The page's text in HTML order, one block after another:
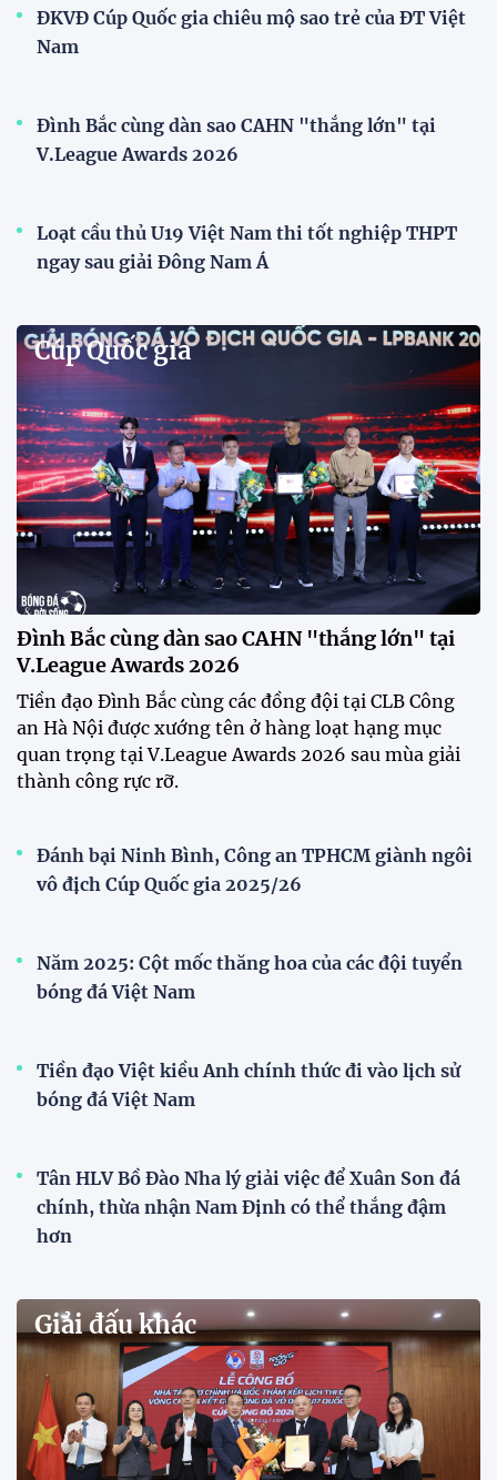
Đội tuyển nữ Việt Nam
tập để theo dõi sao nhập tịch tuyển Việt Nam
Buổi tập của tuyển Việt Nam chiều nay (29/7) bất
ngờ thu hút sự chú ý của truyền thông Singapore
khi một phóng viên có mặt tại sân để trực tiếp theo
dõi màn thể hiện của các ngôi sao nhập tịch.
Đình Bắc cùng dàn sao CAHN "thắng lớn" tại
V.League Awards 2026
Festival bóng đá nữ trẻ 2026 lan tỏa đam mê tại
Đồng Tháp
Bóng đá Việt Nam nhận giải thưởng đặc biệt từ
AFC
Bóng đá nữ Việt Nam đón cú hích lớn trước mùa
giải 2026
Đội tuyển trẻ
VCK U21 Quốc gia – Cúp FPT Play 2026: Hứa
Quy tụ 12 đội bóng trẻ hàng đầu cả nước, VCK U21
Quốc gia – Cúp FPT Play 2026 hứa hẹn tạo nên cuộc
đua sôi động, đồng thời là bệ phóng cho những
gương mặt triển vọng của bóng đá Việt Nam.
Khai mạc chương trình tuyển sinh, phát hiện tài